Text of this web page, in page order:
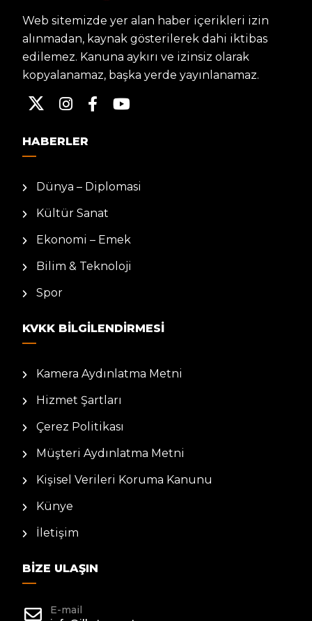
Web sitemizde yer alan haber içerikleri izin
alınmadan, kaynak gösterilerek dahi iktibas
edilemez. Kanuna aykırı ve izinsiz olarak
kopyalanamaz, başka yerde yayınlanamaz.
HABERLER
Dünya – Diplomasi
Kültür Sanat
Ekonomi – Emek
Bilim & Teknoloji
Spor
KVKK BILGILENDIRMESI
Kamera Aydınlatma Metni
Hizmet Şartları
Çerez Politikası
Müşteri Aydınlatma Metni
Kişisel Verileri Koruma Kanunu
Künye
İletişim
BIZE ULAŞIN
E-mail